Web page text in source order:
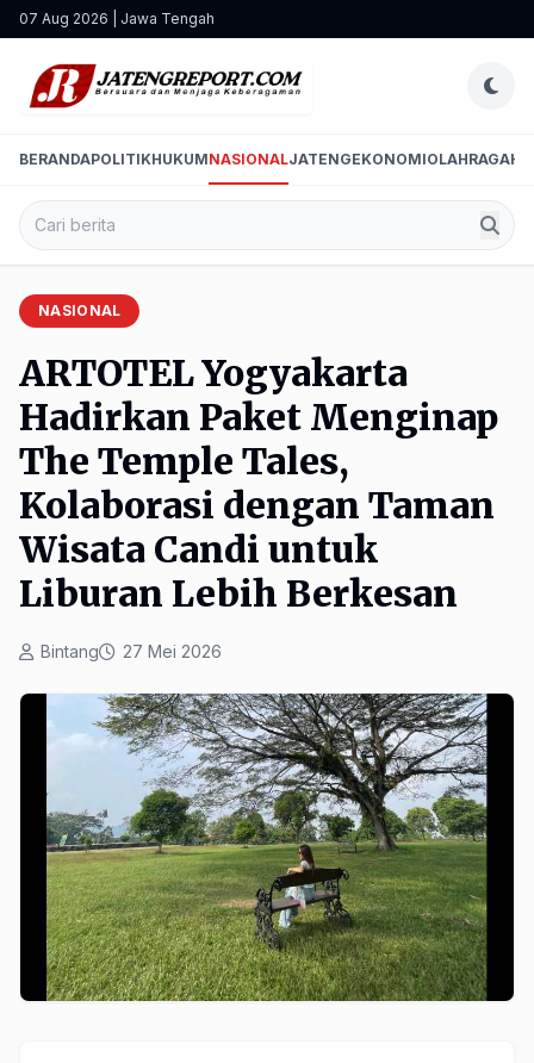
07 Aug 2026 | Jawa Tengah
BERANDAPOLITIKHUKUMNASIONALJATENGEKONOMIOLAHRAGA
NASIONAL
ARTOTEL Yogyakarta
Hadirkan Paket Menginap
The Temple Tales,
Kolaborasi dengan Taman
Wisata Candi untuk
Liburan Lebih Berkesan
Bintang 27 Mei 2026